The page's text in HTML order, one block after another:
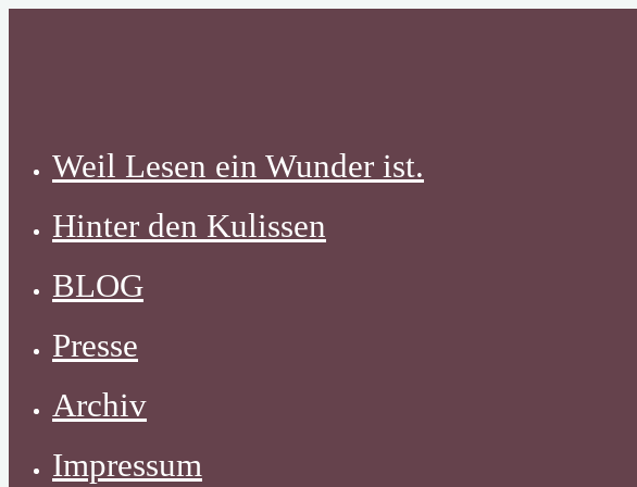
Weil Lesen ein Wunder ist.
Hinter den Kulissen
BLOG
Presse
Archiv
Impressum